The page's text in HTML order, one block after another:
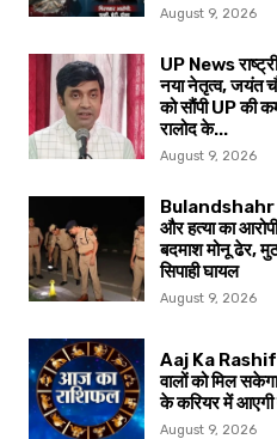
August 9, 2026
UP News
नया नेतृत्व, जयंत
को सौंपी UP की
रालोद के...
August 9, 2026
Bulandshahr
और हत्या का
बदमाश मोनू ढेर,
सिपाही घायल
August 9, 2026
Aaj Ka
वालों को मिल
के करियर में
August 9, 2026